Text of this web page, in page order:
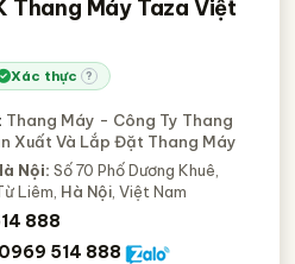
Thang Máy Taza Việt
Xác thực ?
Thang Máy - Công Ty Thang
Xuất Và Lắp Đặt Thang Máy
Nội: Số 70 Phố Dương Khuê,
Liêm, Hà Nội , Việt Nam
888
0969 514 888